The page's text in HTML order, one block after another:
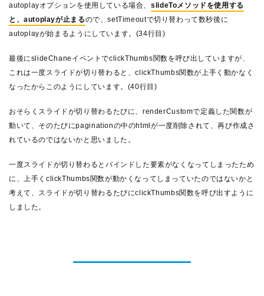
autoplayオプションを使用している場合、slideToメソッドを使用する
と、autoplayが止まるので、setTimeoutで切り替わって数秒後に
autoplayが始まるようにしています。(34行目)
最後にslideChaneイベントでclickThumbs関数を呼び出していますが、
これは一度スライドが切り替わると、clickThumbs関数が上手く動かなく
なったからこのようにしています。(40行目)
おそらくスライドが切り替わるたびに、renderCustomで定義した関数が
動いて、そのたびにpaginationの中のhtmlが一度削除されて、再び作成さ
れているのではないかと思いました。
一度スライドが切り替わるとバインドした要素がなくなってしまったため
に、上手くclickThumbs関数が動かくなってしまっていたのではないかと
考えて、スライドが切り替わるたびにclickThumbs関数を呼び出すように
しました。